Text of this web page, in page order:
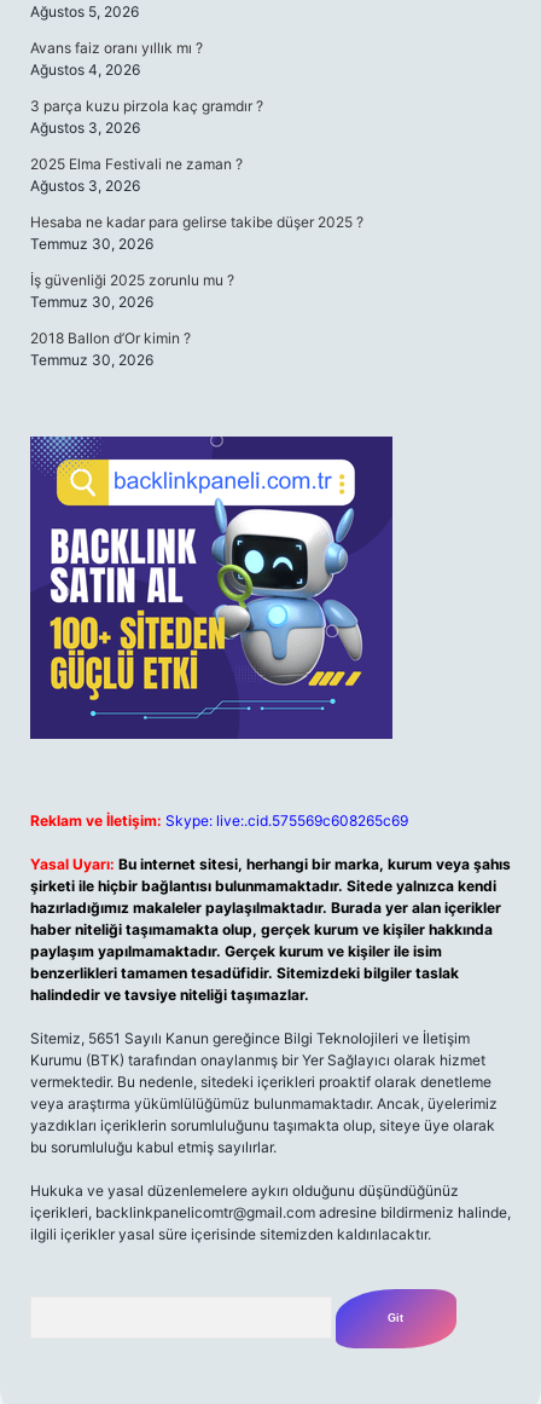
Ağustos 5, 2026
Avans faiz oranı yıllık mı ?
Ağustos 4, 2026
3 parça kuzu pirzola kaç gramdır ?
Ağustos 3, 2026
2025 Elma Festivali ne zaman ?
Ağustos 3, 2026
Hesaba ne kadar para gelirse takibe düşer 2025 ?
Temmuz 30, 2026
İş güvenliği 2025 zorunlu mu ?
Temmuz 30, 2026
2018 Ballon d’Or kimin ?
Temmuz 30, 2026
Reklam ve İletişim: Skype: live:.cid.575569c608265c69
Yasal Uyarı: Bu internet sitesi, herhangi bir marka, kurum veya şahıs
şirketi ile hiçbir bağlantısı bulunmamaktadır. Sitede yalnızca kendi
hazırladığımız makaleler paylaşılmaktadır. Burada yer alan içerikler
haber niteliği taşımamakta olup, gerçek kurum ve kişiler hakkında
paylaşım yapılmamaktadır. Gerçek kurum ve kişiler ile isim
benzerlikleri tamamen tesadüfidir. Sitemizdeki bilgiler taslak
halindedir ve tavsiye niteliği taşımazlar.
Sitemiz, 5651 Sayılı Kanun gereğince Bilgi Teknolojileri ve İletişim
Kurumu (BTK) tarafından onaylanmış bir Yer Sağlayıcı olarak hizmet
vermektedir. Bu nedenle, sitedeki içerikleri proaktif olarak denetleme
veya araştırma yükümlülüğümüz bulunmamaktadır. Ancak, üyelerimiz
yazdıkları içeriklerin sorumluluğunu taşımakta olup, siteye üye olarak
bu sorumluluğu kabul etmiş sayılırlar.
Hukuka ve yasal düzenlemelere aykırı olduğunu düşündüğünüz
içerikleri, backlinkpanelicomtr@gmail.com adresine bildirmeniz halinde,
ilgili içerikler yasal süre içerisinde sitemizden kaldırılacaktır.